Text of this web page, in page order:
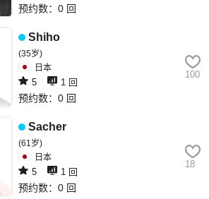
预约数：0 回
Shiho
(35岁)
日本
5 1 回
预约数：0 回
100
Sacher
(61岁)
日本
5 1 回
预约数：0 回
18